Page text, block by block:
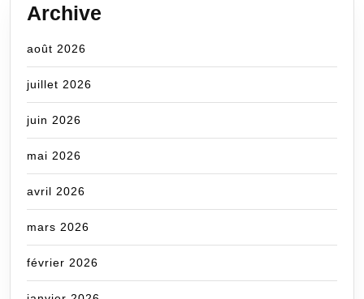
Archive
août 2026
juillet 2026
juin 2026
mai 2026
avril 2026
mars 2026
février 2026